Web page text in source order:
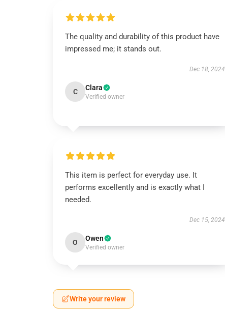
The quality and durability of this product have
impressed me; it stands out.
Dec 18, 2024
C Clara
Verified owner
This item is perfect for everyday use. It
performs excellently and is exactly what I
needed.
Dec 15, 2024
O Owen
Verified owner
Write your review